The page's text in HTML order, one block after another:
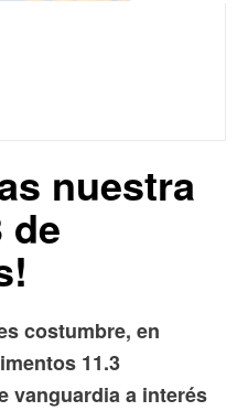
nuestra
de
costumbre, en
11.3
vanguardia a interés